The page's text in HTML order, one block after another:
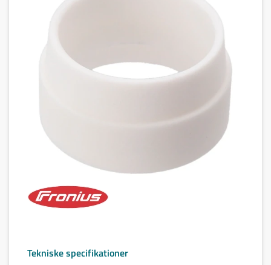
Tekniske specifikationer